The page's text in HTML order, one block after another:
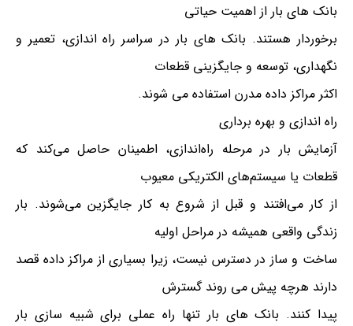
بانک های بار از اهمیت حیاتی
برخوردار هستند. بانک های بار در سراسر راه اندازی، تعمیر و
نگهداری، توسعه و جایگزینی قطعات
اکثر مراکز داده مدرن استفاده می شوند.
راه اندازی و بهره برداری
آزمایش بار در مرحله راه‌اندازی، اطمینان حاصل می‌کند که
قطعات یا سیستم‌های الکتریکی معیوب
از کار می‌افتند و قبل از شروع به کار جایگزین می‌شوند. بار
زندگی واقعی همیشه در مراحل اولیه
ساخت و ساز در دسترس نیست، زیرا بسیاری از مراکز داده قصد
دارند هرچه پیش می روند گسترش
پیدا کنند. بانک های بار تنها راه عملی برای شبیه سازی بار